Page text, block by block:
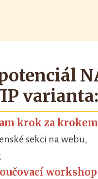
krok za krokem
sekci na webu,
workshop